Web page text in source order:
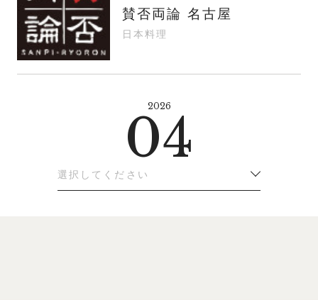
賛否両論 名古屋
日本料理
2026
04
選択してください